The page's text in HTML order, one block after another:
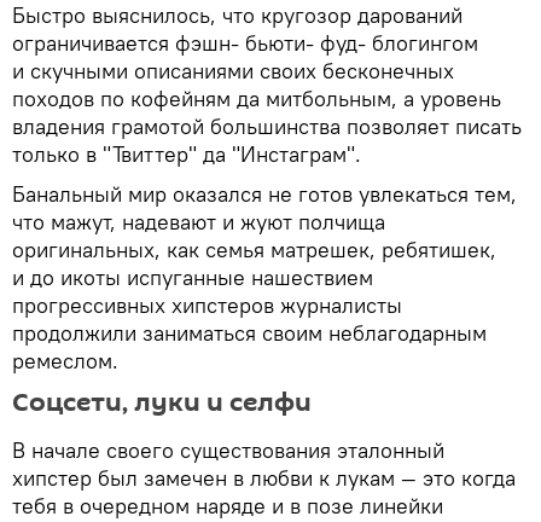
Быстро выяснилось, что кругозор дарований
ограничивается фэшн- бьюти- фуд- блогингом
и скучными описаниями своих бесконечных
походов по кофейням да митбольным, а уровень
владения грамотой большинства позволяет писать
только в "Твиттер" да "Инстаграм".
Банальный мир оказался не готов увлекаться тем,
что мажут, надевают и жуют полчища
оригинальных, как семья матрешек, ребятишек,
и до икоты испуганные нашествием
прогрессивных хипстеров журналисты
продолжили заниматься своим неблагодарным
ремеслом.
Соцсети, луки и селфи
В начале своего существования эталонный
хипстер был замечен в любви к лукам — это когда
тебя в очередном наряде и в позе линейки